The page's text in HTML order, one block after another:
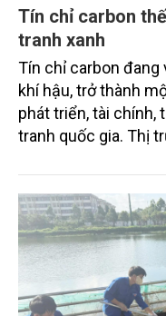
Tín chỉ carbon
tranh xanh
Tín chỉ carbon
khí hậu, trở thành
phát triển, tài chính,
tranh quốc gia. Thị
bằng cách nào, ai
công bằng không,
có thực sự đóng
không. Đó là điểm